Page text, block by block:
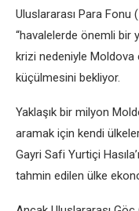
Uluslararası Para Fonu
“havalelerde önemli bir
krizi nedeniyle Moldova
küçülmesini bekliyor.
Yaklaşık bir milyon
aramak için kendi
Gayri Safi Yurtiçi
tahmin edilen ülke